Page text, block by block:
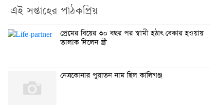
এই সপ্তাহের পাঠকপ্রিয়
প্রেমের বিয়ের ৩০ বছর পর স্বামী হঠাৎ বেকার হওয়ায়
তালাক দিলেন স্ত্রী
নেত্রকোনার পুরাতন নাম ছিল কালিগঞ্জ